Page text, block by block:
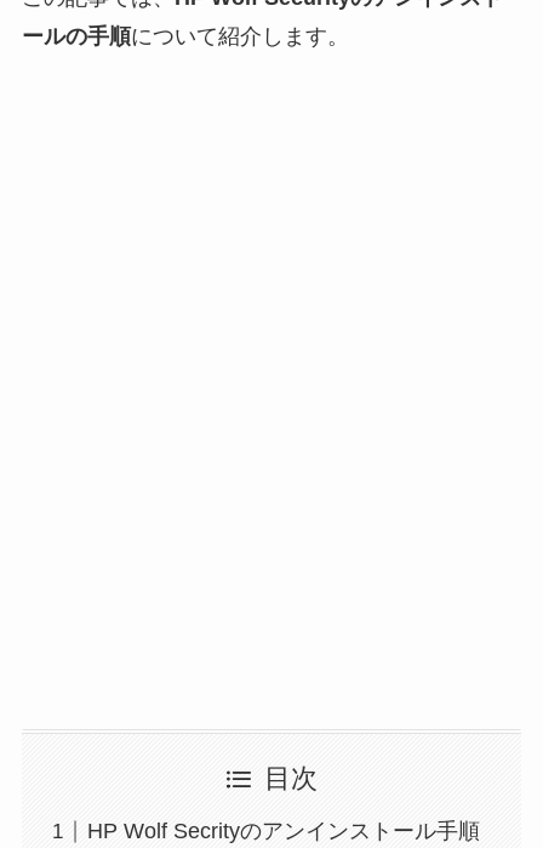
ールの手順について紹介します。
目次
HP Wolf Secrityのアンインストール手順